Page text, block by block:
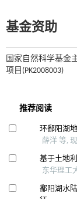
基金资助
国家自然科学基金
项目(PK2008003)